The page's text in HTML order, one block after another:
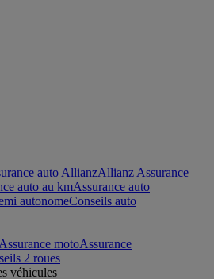
auto AllianzAllianz Assurance
auto au kmAssurance auto
autonomeConseils auto
Assurance motoAssurance
2 roues